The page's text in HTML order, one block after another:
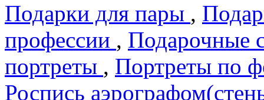
Подарки для пары ,
профеcсии , Подарочные
портреты , Портреты по
Роспись